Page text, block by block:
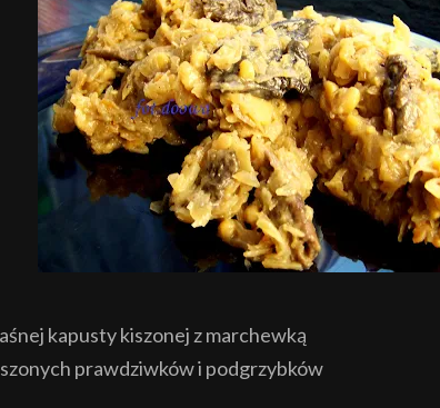
kapusty kiszonej z marchewką
prawdziwków i podgrzybków